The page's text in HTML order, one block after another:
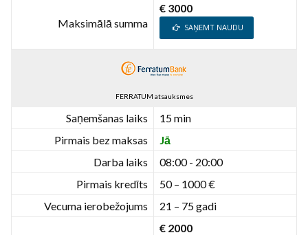
Maksimālā summa
€ 3000
SAŅEMT NAUDU
FERRATUM atsauksmes
Saņemšanas laiks
15 min
Pirmais bez maksas
Jā
Darba laiks
08:00 - 20:00
Pirmais kredīts
50 – 1000 €
Vecuma ierobežojums
21 – 75 gadi
€ 2000